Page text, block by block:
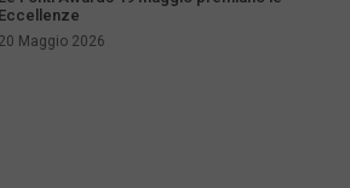
Eccellenze
20 Maggio 2026